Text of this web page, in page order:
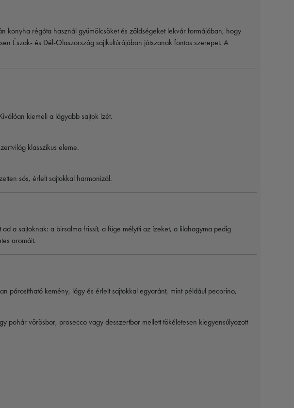
konyha régóta használ gyümölcsöket és zöldségeket lekvár formájában, hogy
Észak- és Dél-Olaszország sajtkultúrájában játszanak fontos szerepet. A
kiemeli a lágyabb sajtok ízét.
klasszikus eleme.
sós, érlelt sajtokkal harmonizál.
a sajtoknak: a birsalma frissít, a füge mélyíti az ízeket, a lilahagyma pedig
aromáit.
párosítható kemény, lágy és érlelt sajtokkal egyaránt, mint például pecorino,
pohár vörösbor, prosecco vagy desszertbor mellett tökéletesen kiegyensúlyozott